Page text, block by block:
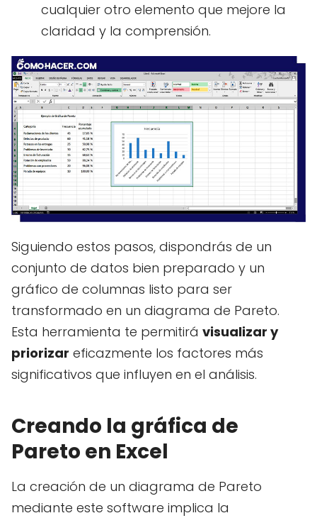
cualquier otro elemento que mejore la
claridad y la comprensión.
Siguiendo estos pasos, dispondrás de un
conjunto de datos bien preparado y un
gráfico de columnas listo para ser
transformado en un diagrama de Pareto.
Esta herramienta te permitirá visualizar y
priorizar eficazmente los factores más
significativos que influyen en el análisis.
Creando la gráfica de
Pareto en Excel
La creación de un diagrama de Pareto
mediante este software implica la